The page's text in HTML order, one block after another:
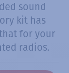
sound
kit has
for your
radios.